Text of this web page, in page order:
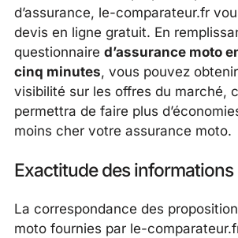
d’assurance, le-comparateur.fr
devis en ligne gratuit. En
questionnaire d’assurance moto
cinq minutes, vous pouvez
visibilité sur les offres du marché,
permettra de faire plus
moins cher votre assurance moto.
Exactitude des informations
La correspondance des
moto fournies par le-